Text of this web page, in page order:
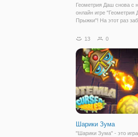
Геометрия Даш снова с
онлайн игре "Геометрия
Прыжки"! На этот раз
перед нами в ярком
локацией. В данной
представлено
13 0
Шарики Зума
"Шарики Зума" - это